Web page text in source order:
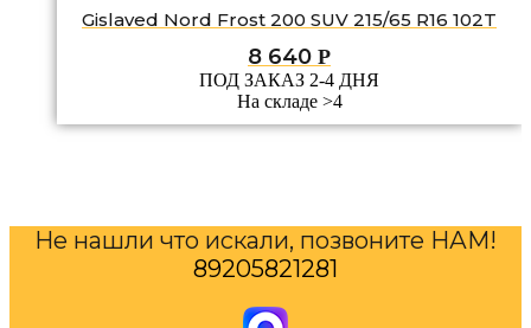
Gislaved Nord Frost 200 SUV 215/65 R16 102T
8 640 Р
ПОД ЗАКАЗ 2-4 ДНЯ
На складе >4
Не нашли что искали, позвоните НАМ!
89205821281